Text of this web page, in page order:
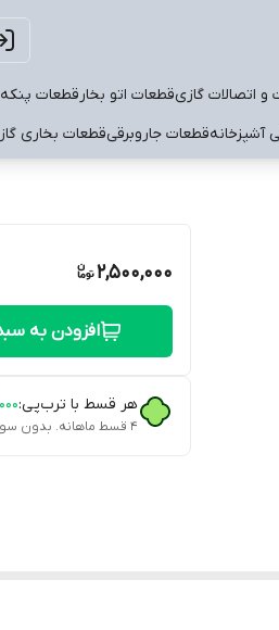
و اتصالات گازیقطعات اتو بخارقطعات
آشپزخانهقطعات جاروبرقیقطعات بخاری
2,500,000
افزودن به
هر قسط با ترب‌پی:
۴ قسط ماهانه. بدون سود، چک و ضامن.